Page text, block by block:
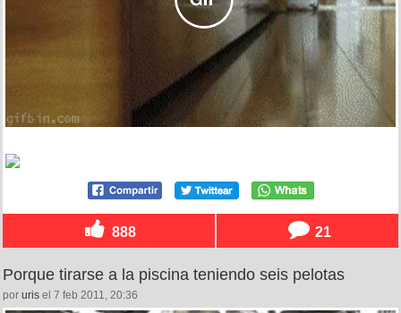
888 21
Porque tirarse a la piscina teniendo seis pelotas
por uris el 7 feb 2011, 20:36